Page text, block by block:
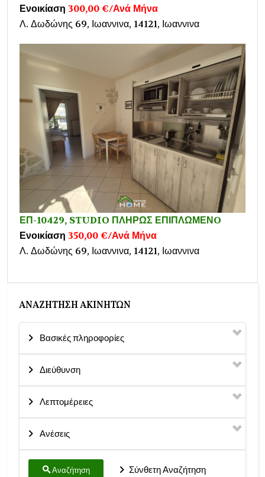
Ενοικίαση 300,00 €/Ανά Μήνα
Λ. Δωδώνης 69, Ιωαννινα, 14121, Ιωαννινα
ΕΠ-10429, STUDIO ΠΛΗΡΩΣ ΕΠΙΠΛΩΜΕΝO
Ενοικίαση 350,00 €/Ανά Μήνα
Λ. Δωδώνης 69, Ιωαννινα, 14121, Ιωαννινα
ΑΝΑΖΉΤΗΣΗ ΑΚΙΝΉΤΩΝ
Βασικές πληροφορίες
Διεύθυνση
Λεπτομέρειες
Ανέσεις
Αναζήτηση Σύνθετη Αναζήτηση